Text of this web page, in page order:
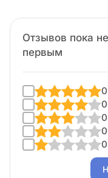
Отзывов пока
первым